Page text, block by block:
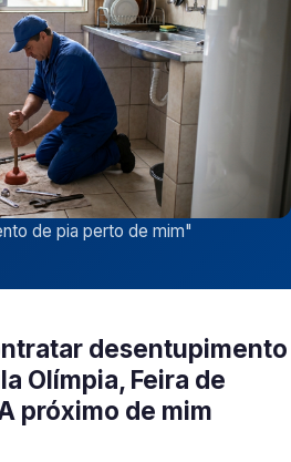
de pia perto de mim"
desentupimento
Olímpia, Feira de
próximo de mim